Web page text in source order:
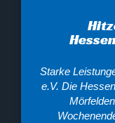
Starke
e.V. Die